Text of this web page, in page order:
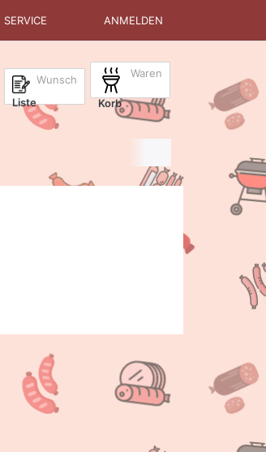
SERVICE ANMELDEN
Drücken Sie die Eingabetaste, um alle
Wunsch
Liste
Waren
Korb